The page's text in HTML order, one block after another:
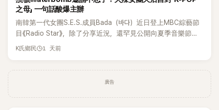
開過記者會？」直接點名她當年的風波。李智惠聽了忍不住笑
說：「哥怎麼連這個都知道？」李瑞鎮則回嘴：「那時候新聞鬧那
麼大，不知道才奇怪吧。」一來一往，氣氛反而更加輕鬆。 談到
當年情況，李智惠終於鬆口坦言，當時確實被質疑動過隆胸手
術。她回憶：「拍了比基尼照片之後，就開始被說是不是去隆乳
了。」為了澄清誤會，她只好親自站出來說清楚。 李智惠進一步
解釋，當時隆胸手術幾乎只有「腋下切開」一種方式，「所以我就
想，既然一直說我有做，那我乾脆把腋下給大家看，證明我根
之母」 一句話酸爆主辦
南韓第一代女團S.E.S.成員Bada（바다）近日登上MBC綜藝節
目《Radio Star》，除了分享近況，還罕見公開向夏季音樂節
Waterbomb喊話，笑稱自己至今從未受邀演出，更幽默表示：
K氏鄉民 1 天前
廣告